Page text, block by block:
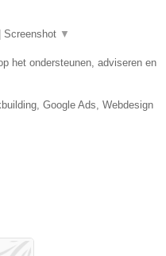
Screenshot ▼
het ondersteunen, adviseren en
Google Ads, Webdesign